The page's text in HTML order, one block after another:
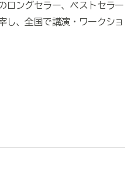
ロングセラー、ベストセラー
し、全国で講演・ワークショ